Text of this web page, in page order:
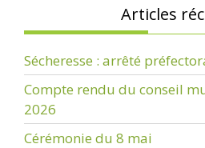
Articles
Sécheresse : arrêté
Compte rendu du conseil
2026
Cérémonie du 8 mai